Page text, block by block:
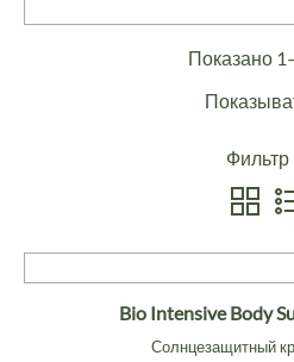
Показано
Фильтр
Bio Intensive Body
Солнцезащитный